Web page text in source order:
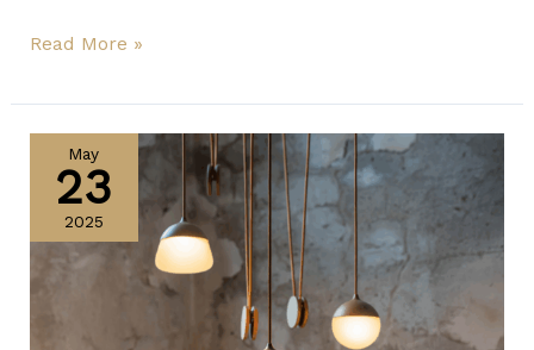
Read More »
May
23
2025
Night
Birds
Mini,